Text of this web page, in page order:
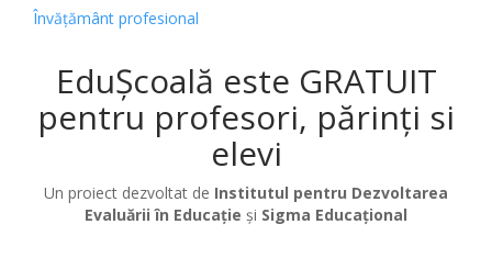
Învățământ profesional
EduȘcoală este GRATUIT
pentru profesori, părinți si
elevi
Un proiect dezvoltat de Institutul pentru Dezvoltarea
Evaluării în Educație și Sigma Educațional